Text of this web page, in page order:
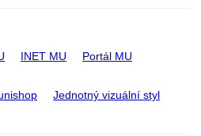
INET MU Portál MU
Jednotný vizuální styl